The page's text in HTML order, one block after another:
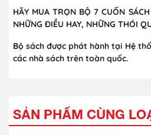
HÃY MUA TRỌN BỘ 7 CUỐN
NHỮNG ĐIỀU HAY, NHỮNG THÓI
Bộ sách được phát hành tại Hệ
các nhà sách trên toàn quốc.
SẢN PHẨM CÙNG